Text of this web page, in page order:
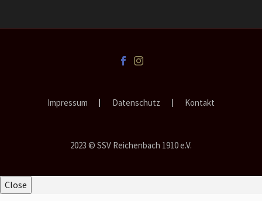
Impressum Datenschutz Kontakt
2023 © SSV Reichenbach 1910 e.V.
Close